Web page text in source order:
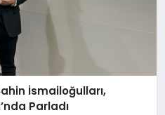
İsmailoğulları,
Parladı ￼